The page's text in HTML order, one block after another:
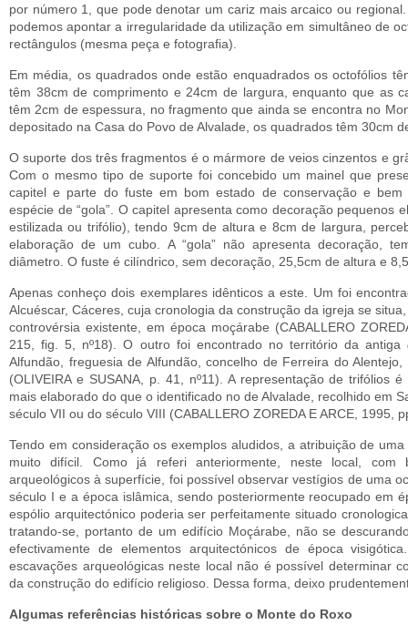
por número 1, que pode denotar um cariz mais arcaico ou
podemos apontar a irregula­ridade da utilização em simultâneo de
rectângulos (mesma peça e fotografia).
Em média, os quadrados onde estão enquadrados os octo­fólios
têm 38cm de com­primento e 24cm de largura, enquanto que as
têm 2cm de espessura, no fragmento que ainda se encontra no
depositado na Casa do Povo de Alvalade, os quadrados têm 30cm
O suporte dos três fragmentos é o mármore de veios cinzen­tos e
Com o mesmo tipo de suporte foi concebido um mainel que
capitel e parte do fuste em bom estado de conservação e
espécie de “gola”. O capitel apre­senta como decoração pequenos
estilizada ou trifólio), tendo 9cm de altura e 8cm de largura,
elaboração de um cubo. A “gola” não apresenta decoração,
diâmetro. O fuste é cilíndrico, sem decora­ção, 25,5cm de altura e
Apenas conheço dois exemplares idênticos a este. Um foi
Alcuéscar, Cáce­res, cuja cronologia da construção da igreja se
controvérsia existente, em época moçárabe (CABALLERO
215, fig. 5, nº18). O outro foi encontrado no território da antiga
Alfundão, freguesia de Alfundão, concelho de Ferreira do
(OLIVEIRA e SUSANA, p. 41, nº11). A repre­sentação de trifólios
mais elaborado do que o identificado no de Alvalade, recolhido em
século VII ou do século VIII (CABALLERO ZOREDA E ARCE, 1995,
Tendo em consideração os exemplos aludidos, a atribuição de
muito difícil. Como já referi anteriormente, neste local, com
arqueológicos à superfície, foi possível observar vestígios de uma
século I e a época islâmica, sendo posteriormente reocupado em
espólio arquitectónico po­deria ser perfeitamente situado
tratando-se, portanto de um edifício Mo­çárabe, não se
efectivamente de elementos arquitectónicos de época
escavações arqueológicas neste local não é possível determinar
da construção do edifício religioso. Dessa forma, deixo
Algumas referências históricas sobre o Monte do Roxo